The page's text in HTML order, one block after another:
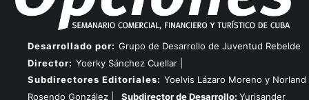
Desarrollado por: Grupo de Desarrollo de Juventud Rebelde
Director: Yoerky Sánchez Cuellar |
Subdirectores Editoriales: Yoelvis Lázaro Moreno y Norland
Rosendo González |
Subdirector de Desarrollo: Yurisander